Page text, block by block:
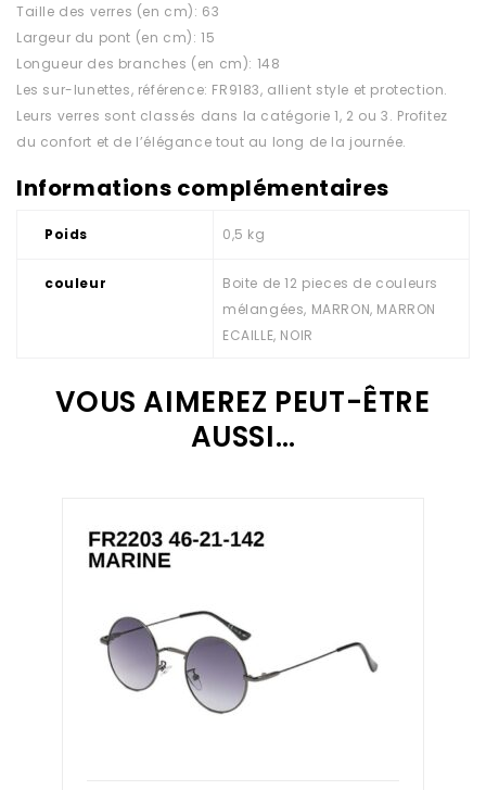
Taille des verres (en cm): 63
Largeur du pont (en cm): 15
Longueur des branches (en cm): 148
Les sur-lunettes, référence: FR9183, allient style et protection.
Leurs verres sont classés dans la catégorie 1, 2 ou 3. Profitez
du confort et de l’élégance tout au long de la journée.
Informations complémentaires
Poids 0,5 kg
couleur
Boite de 12 pieces de couleurs
mélangées, MARRON, MARRON
ECAILLE, NOIR
VOUS AIMEREZ PEUT-ÊTRE
AUSSI…